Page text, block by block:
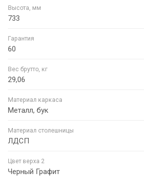
Высота, мм
733
Гарантия
60
Вес брутто, кг
29,06
Материал каркаса
Металл, бук
Материал столешницы
ЛДСП
Цвет верха 2
Черный Графит